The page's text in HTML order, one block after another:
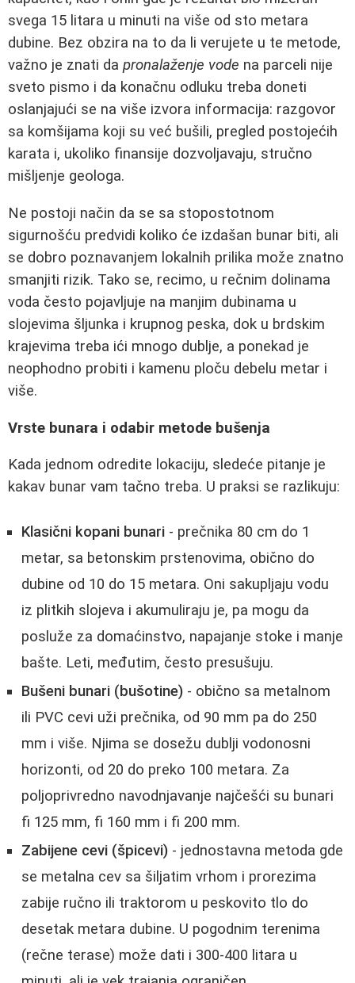
svega 15 litara u minuti na više od sto metara
dubine. Bez obzira na to da li verujete u te metode,
važno je znati da pronalaženje vode na parceli nije
sveto pismo i da konačnu odluku treba doneti
oslanjajući se na više izvora informacija: razgovor
sa komšijama koji su već bušili, pregled postojećih
karata i, ukoliko finansije dozvoljavaju, stručno
mišljenje geologa.
Ne postoji način da se sa stopostotnom
sigurnošću predvidi koliko će izdašan bunar biti, ali
se dobro poznavanjem lokalnih prilika može znatno
smanjiti rizik. Tako se, recimo, u rečnim dolinama
voda često pojavljuje na manjim dubinama u
slojevima šljunka i krupnog peska, dok u brdskim
krajevima treba ići mnogo dublje, a ponekad je
neophodno probiti i kamenu ploču debelu metar i
više.
Vrste bunara i odabir metode bušenja
Kada jednom odredite lokaciju, sledeće pitanje je
kakav bunar vam tačno treba. U praksi se razlikuju:
Klasični kopani bunari - prečnika 80 cm do 1
metar, sa betonskim prstenovima, obično do
dubine od 10 do 15 metara. Oni sakupljaju vodu
iz plitkih slojeva i akumuliraju je, pa mogu da
posluže za domaćinstvo, napajanje stoke i manje
bašte. Leti, međutim, često presušuju.
Bušeni bunari (bušotine) - obično sa metalnom
ili PVC cevi uži prečnika, od 90 mm pa do 250
mm i više. Njima se dosežu dublji vodonosni
horizonti, od 20 do preko 100 metara. Za
poljoprivredno navodnjavanje najčešći su bunari
fi 125 mm, fi 160 mm i fi 200 mm.
Zabijene cevi (špicevi) - jednostavna metoda gde
se metalna cev sa šiljatim vrhom i prorezima
zabije ručno ili traktorom u peskovito tlo do
desetak metara dubine. U pogodnim terenima
(rečne terase) može dati i 300-400 litara u